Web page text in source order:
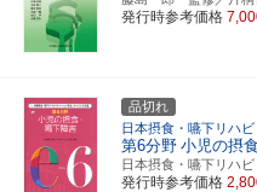
発行時参考価格
品切れ
日本摂食・嚥下リハ
第6分野 小児の摂
日本摂食・嚥下リハ
発行時参考価格